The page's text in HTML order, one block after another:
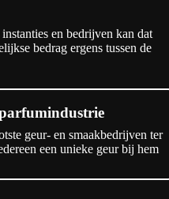
en bedrijven kan dat
bedrag ergens tussen de
geur- en smaakbedrijven ter
een unieke geur bij hem